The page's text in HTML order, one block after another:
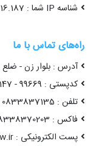
شناسه IP شما : 216.73.216.187
راه‌های تماس با ما
آدرس : بلوار زن - ضلع
کدپستی : 99669 - 67147
تلفن : 0833837135 08338374145
فاکس : 08338370203
پست الکترونیکی : kermanshah[at]kshrw.ir